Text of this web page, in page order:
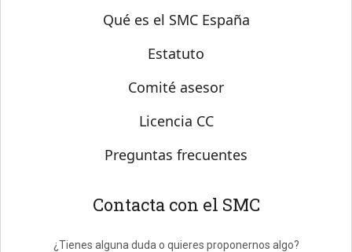
Sobre SMC España
Qué es el SMC España
Estatuto
Comité asesor
Licencia CC
Preguntas frecuentes
Contacta con el SMC
¿Tienes alguna duda o quieres proponernos algo?